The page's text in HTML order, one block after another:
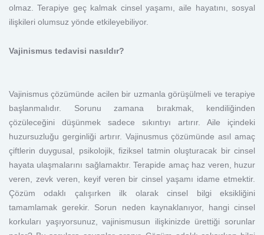
olmaz. Terapiye geç kalmak cinsel yaşamı, aile hayatını, sosyal
ilişkileri olumsuz yönde etkileyebiliyor.
Vajinismus tedavisi nasıldır?
Vajinismus çözümünde acilen bir uzmanla görüşülmeli ve terapiye
başlanmalıdır. Sorunu zamana bırakmak, kendiliğinden
çözüleceğini düşünmek sadece sıkıntıyı artırır. Aile içindeki
huzursuzluğu gerginliği artırır. Vajinusmus çözümünde asıl amaç
çiftlerin duygusal, psikolojik, fiziksel tatmin oluşturacak bir cinsel
hayata ulaşmalarını sağlamaktır. Terapide amaç haz veren, huzur
veren, zevk veren, keyif veren bir cinsel yaşamı idame etmektir.
Çözüm odaklı çalışırken ilk olarak cinsel bilgi eksikliğini
tamamlamak gerekir. Sorun neden kaynaklanıyor, hangi cinsel
korkuları yaşıyorsunuz, vajinismusun ilişkinizde ürettiği sorunlar